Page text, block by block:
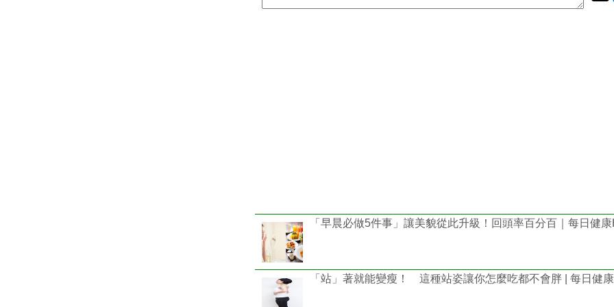
「早晨必做5件事」讓美貌從此升級！回頭率百分百｜每日健
「站」著就能變瘦！ 這種站姿讓你怎麼吃都不會胖 | 每日健康